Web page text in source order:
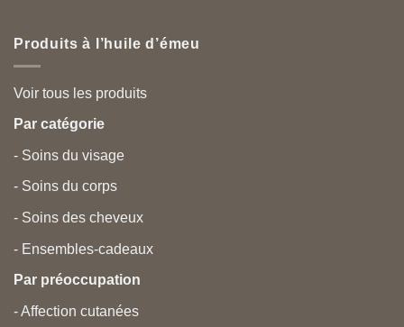
Produits à l’huile d’émeu
Voir tous les produits
Par catégorie
- Soins du visage
- Soins du corps
- Soins des cheveux
- Ensembles-cadeaux
Par préoccupation
- Affection cutanées